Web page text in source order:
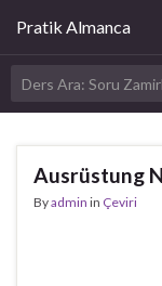
Pratik Almanca
Ausrüstung
Byadmin in Çeviri